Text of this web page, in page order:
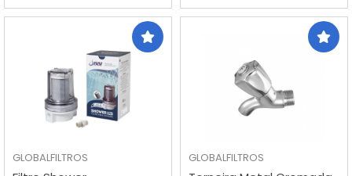
GLOBALFILTROS GLOBALFILTROS